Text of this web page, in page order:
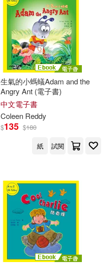
生氣的小螞蟻Adam and the
Angry Ant (電子書)
中文電子書
Coleen Reddy
$135 $180
紙
試閱